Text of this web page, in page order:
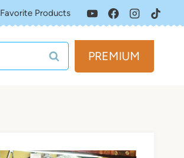
Favorite Products
PREMIUM